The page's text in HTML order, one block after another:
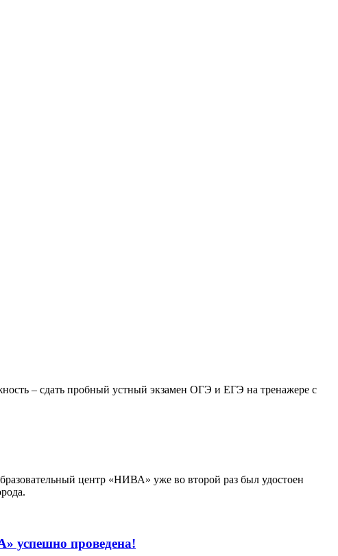
– сдать пробный устный экзамен ОГЭ и ЕГЭ на тренажере с
центр «НИВА» уже во второй раз был удостоен
успешно проведена!